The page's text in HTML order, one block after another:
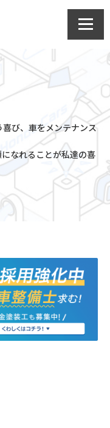
び、車をメンテナンス
なれることが私達の喜